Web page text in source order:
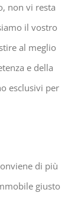
non vi resta
il vostro
al meglio
e della
esclusivi per
di più
giusto